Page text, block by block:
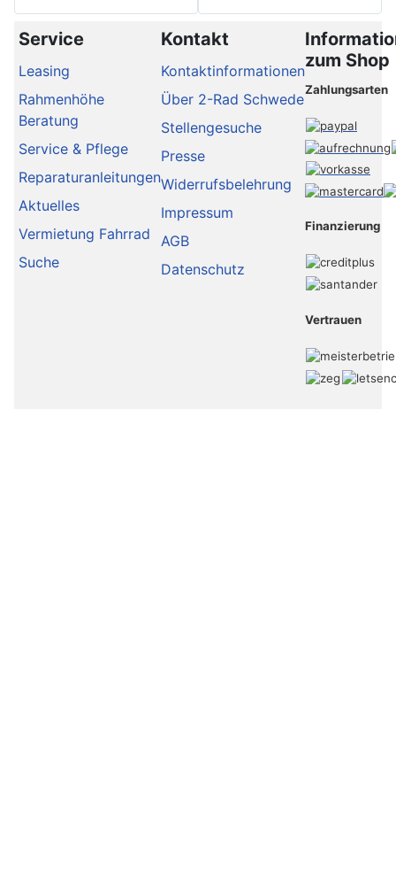
Service
Leasing
Rahmenhöhe
Beratung
Service & Pflege
Reparaturanleitungen
Aktuelles
Vermietung Fahrrad
Suche
Kontakt
Kontaktinformationen
Über 2-Rad Schwede
Stellengesuche
Presse
Widerrufsbelehrung
Impressum
AGB
Datenschutz
zum Shop
Zahlungsarten
Finanzierung
Vertrauen